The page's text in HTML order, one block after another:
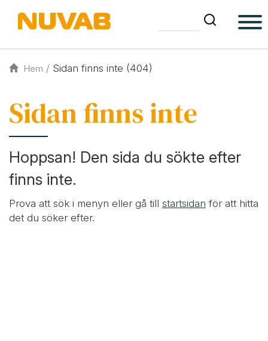
Hem / Sidan finns inte (404)
Sidan finns inte
Hoppsan! Den sida du sökte efter
finns inte.
Prova att sök i menyn eller gå till startsidan för att hitta
det du söker efter.